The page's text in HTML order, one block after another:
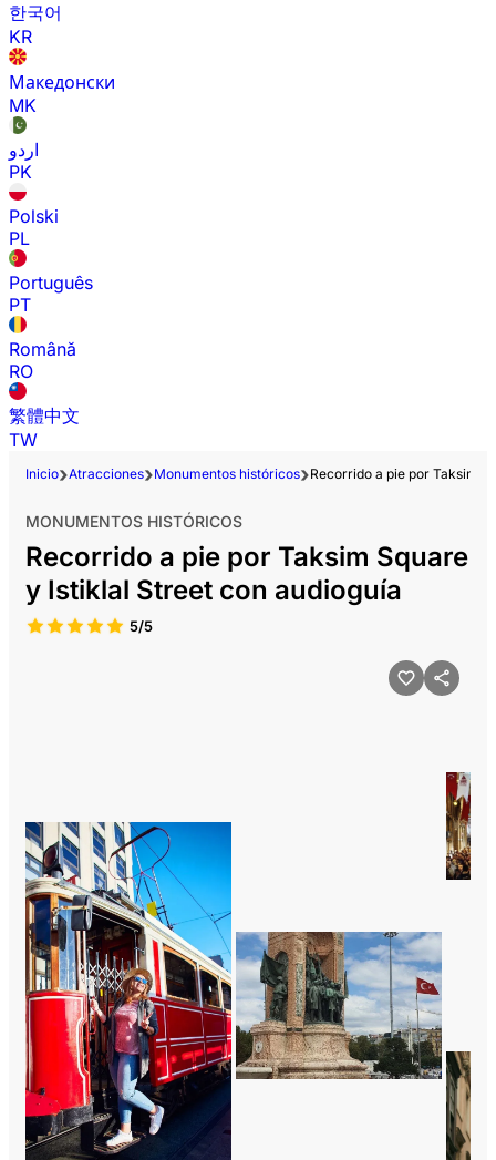
한국어
KR
Македонски
MK
اردو
PK
Polski
PL
Português
PT
Română
RO
繁體中文
TW
Inicio Atracciones Monumentos históricos Recorrido a pie por Taksim
MONUMENTOS HISTÓRICOS
Recorrido a pie por Taksim Square
y Istiklal Street con audioguía
5/5